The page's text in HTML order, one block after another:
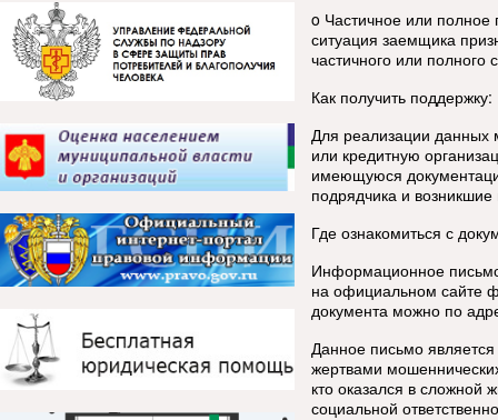
o Частичное или полное
ситуация заемщика
частичного или полного
Как получить поддержку:
Для реализации данных
или кредитную
имеющуюся
подрядчика и возникшие
Где ознакомиться с
Информационное
на официальном сайте
документа можно по
Данное письмо
жертвами
кто оказался в сложной
социальной